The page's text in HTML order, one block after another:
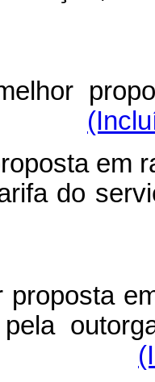
I, II
em
do
proposta
ou